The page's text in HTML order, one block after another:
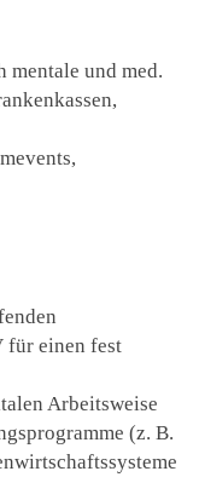
mentale und med.
für einen fest
Arbeitsweise
(z. B.